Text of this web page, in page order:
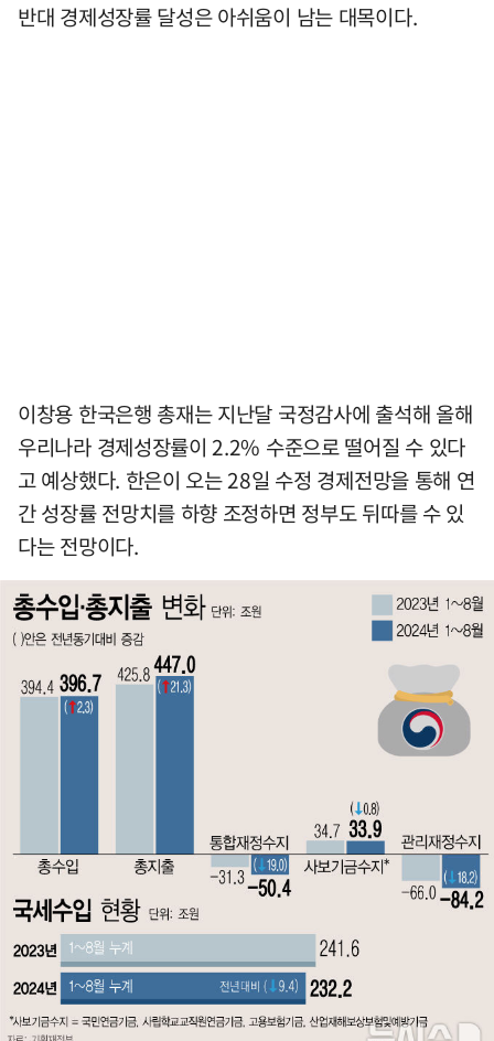
반대 경제성장률 달성은 아쉬움이 남는 대목이다.
이창용 한국은행 총재는 지난달 국정감사에 출석해 올해
우리나라 경제성장률이 2.2% 수준으로 떨어질 수 있다
고 예상했다. 한은이 오는 28일 수정 경제전망을 통해 연
간 성장률 전망치를 하향 조정하면 정부도 뒤따를 수 있
다는 전망이다.